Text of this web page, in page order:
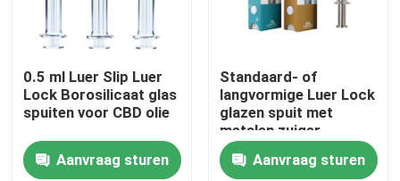
Fabrieksreis
Kwaliteitscontrole
0.5 ml Luer Slip Luer
Lock Borosilicaat glas
spuiten voor CBD olie
Aanvraag sturen
Standaard- of
langvormige Luer Lock
glazen spuit met
metalen zuiger
Aanvraag sturen